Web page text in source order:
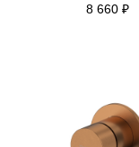
8 660 ₽